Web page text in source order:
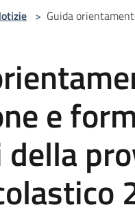
> Guida
e